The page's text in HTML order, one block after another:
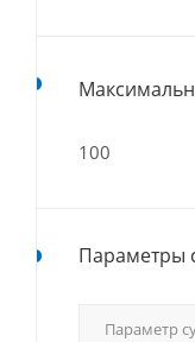
100
Параметры
Параметр